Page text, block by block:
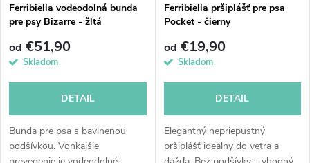
Ferribiella vodeodolná bunda
pre psy Bizarre - žltá
od €51,90
Skladom
DETAIL
Bunda pre psa s bavlnenou
podšívkou. Vonkajšie
Ferribiella pršiplášť pre psa
Pocket - čierny
od €19,90
Skladom
DETAIL
Elegantný nepriepustný
pršiplášť ideálny do vetra a